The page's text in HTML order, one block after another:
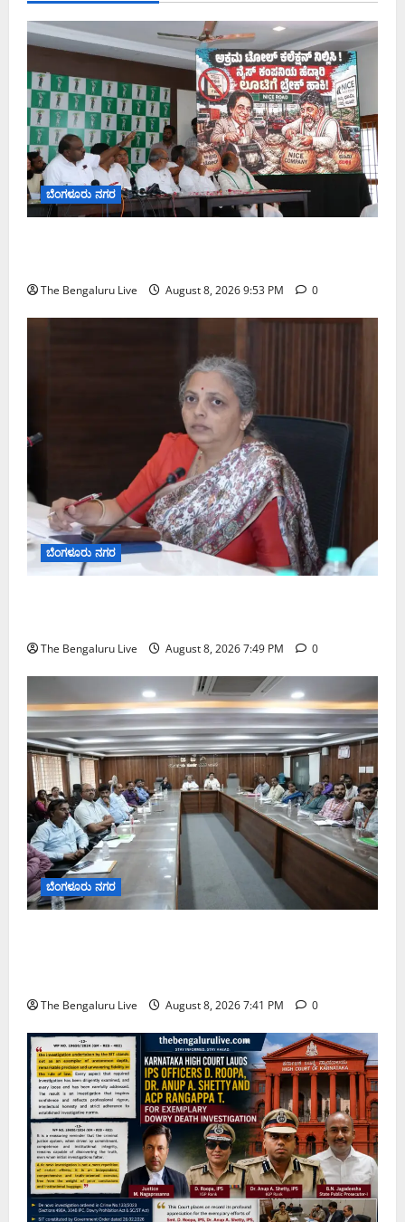
ಬೆಂಗಳೂರು ನಗರ
The Bengaluru Live August 8, 2026 9:53 PM 0
ಬೆಂಗಳೂರು ನಗರ
The Bengaluru Live August 8, 2026 7:49 PM 0
ಬೆಂಗಳೂರು ನಗರ
The Bengaluru Live August 8, 2026 7:41 PM 0